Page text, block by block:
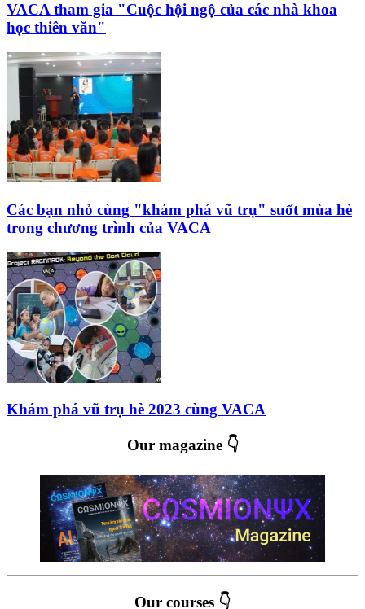
VACA tham gia "Cuộc hội ngộ của các nhà khoa
học thiên văn"
Các bạn nhỏ cùng "khám phá vũ trụ" suốt mùa hè
trong chương trình của VACA
Khám phá vũ trụ hè 2023 cùng VACA
Our magazine 👇
Our courses 👇